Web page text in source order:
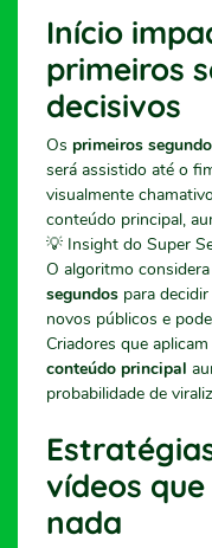
Início
primeiros
decisivos
Os primeiros
será assistido até o
visualmente
conteúdo principal,
💡 Insight do Super
O algoritmo considera
segundos para
novos públicos e
Criadores que aplicam
conteúdo principal
probabilidade de
vídeos
nada